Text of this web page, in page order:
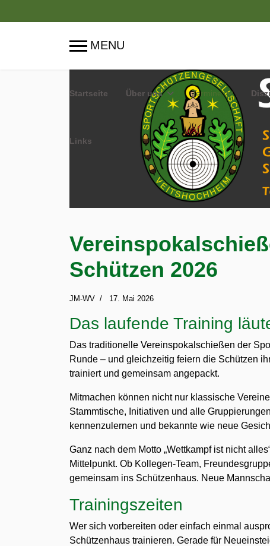
Startseite Über uns Termine
Links
Schützen 2026
JM-WV 17. Mai 2026
Das laufende Training
Das traditionelle Vereinspokalschießen der
Runde – und gleichzeitig feiern die Schützen
trainiert und gemeinsam angepackt.
Mitmachen können nicht nur klassische
Stammtische, Initiativen und alle
kennenzulernen und bekannte wie neue
Ganz nach dem Motto „Wettkampf ist nicht
Mittelpunkt. Ob Kollegen-Team,
gemeinsam ins Schützenhaus. Neue
Trainingszeiten
Wer sich vorbereiten oder einfach einmal
Schützenhaus trainieren. Gerade für